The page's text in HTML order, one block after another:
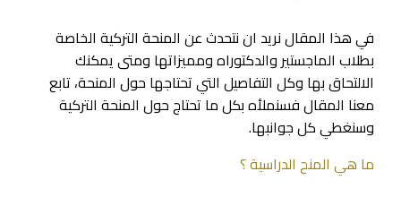
في هذا المقال نريد ان نتحدث عن المنحة التركية الخاصة
بطلاب الماجستير والدكتوراه ومميزاتها ومتى يمكنك
الالتحاق بها وكل التفاصيل التي تحتاجها حول المنحة، تابع
معنا المقال فسنملأه بكل ما تحتاج حول المنحة التركية
وسنغطي كل جوانبها.
ما هي المنح الدراسية ؟